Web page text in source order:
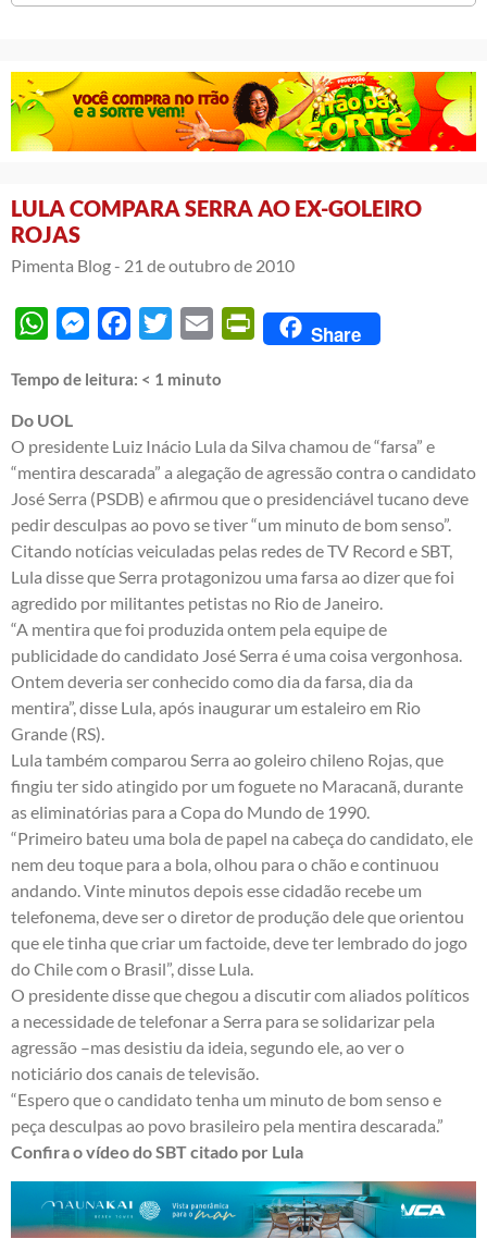
LULA COMPARA SERRA AO EX-GOLEIRO
ROJAS
Pimenta Blog - 21 de outubro de 2010
WhatsAppMessengerFacebook
Twitter Email PrintFriendly
Share
Tempo de leitura: < 1 minuto
Do UOL
O presidente Luiz Inácio Lula da Silva chamou de “farsa” e
“mentira descarada” a alegação de agressão contra o candidato
José Serra (PSDB) e afirmou que o presidenciável tucano deve
pedir desculpas ao povo se tiver “um minuto de bom senso”.
Citando notícias veiculadas pelas redes de TV Record e SBT,
Lula disse que Serra protagonizou uma farsa ao dizer que foi
agredido por militantes petistas no Rio de Janeiro.
“A mentira que foi produzida ontem pela equipe de
publicidade do candidato José Serra é uma coisa vergonhosa.
Ontem deveria ser conhecido como dia da farsa, dia da
mentira”, disse Lula, após inaugurar um estaleiro em Rio
Grande (RS).
Lula também comparou Serra ao goleiro chileno Rojas, que
fingiu ter sido atingido por um foguete no Maracanã, durante
as eliminatórias para a Copa do Mundo de 1990.
“Primeiro bateu uma bola de papel na cabeça do candidato, ele
nem deu toque para a bola, olhou para o chão e continuou
andando. Vinte minutos depois esse cidadão recebe um
telefonema, deve ser o diretor de produção dele que orientou
que ele tinha que criar um factoide, deve ter lembrado do jogo
do Chile com o Brasil”, disse Lula.
O presidente disse que chegou a discutir com aliados políticos
a necessidade de telefonar a Serra para se solidarizar pela
agressão –mas desistiu da ideia, segundo ele, ao ver o
noticiário dos canais de televisão.
“Espero que o candidato tenha um minuto de bom senso e
peça desculpas ao povo brasileiro pela mentira descarada.”
Confira o vídeo do SBT citado por Lula